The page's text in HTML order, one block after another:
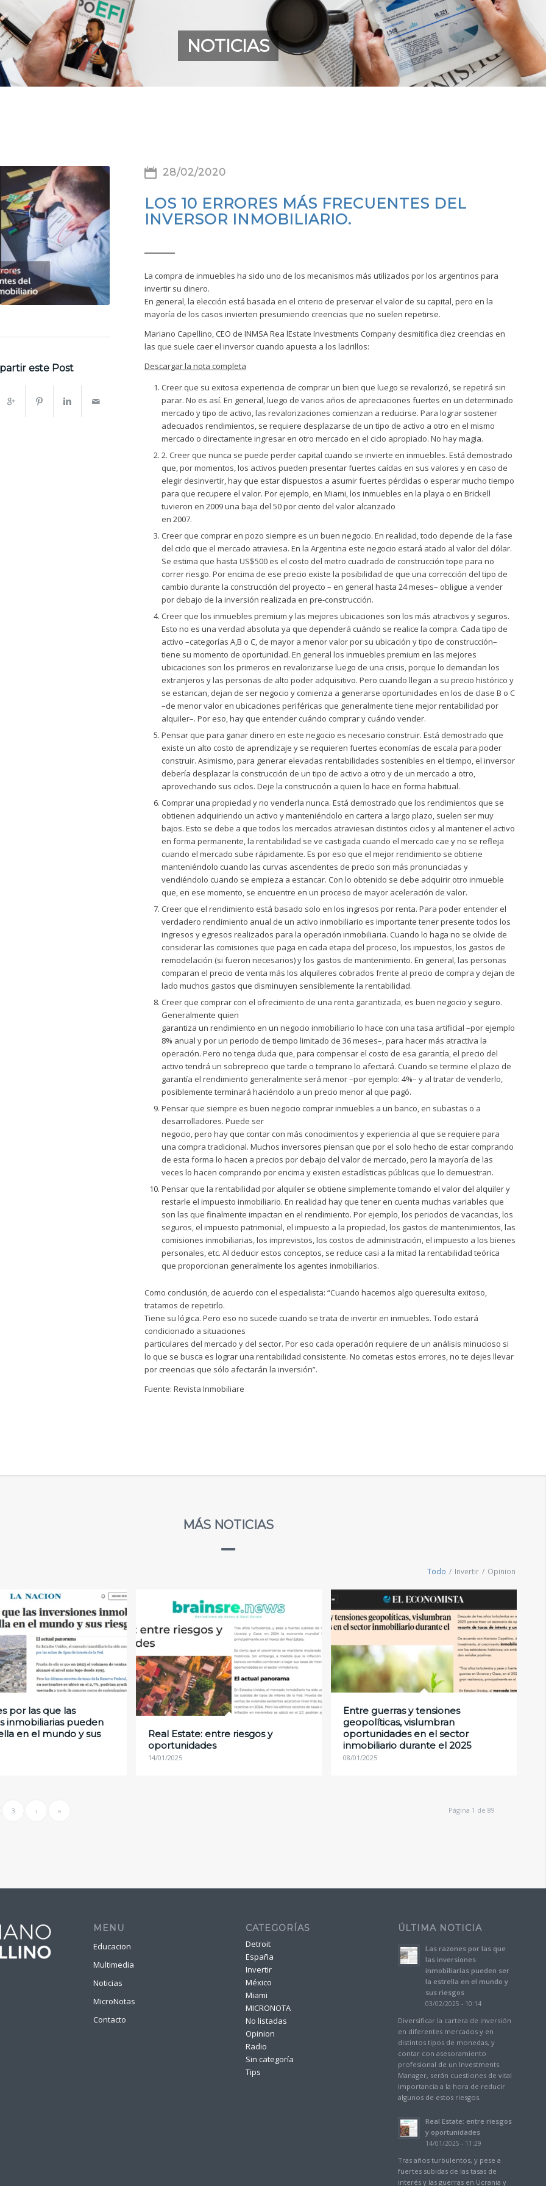
NOTICIAS
este Post
28/02/2020
LOS 10 ERRORES MÁS FRECUENTES DEL
INVERSOR INMOBILIARIO.
La compra de inmuebles ha sido uno de los mecanismos más utilizados por los argentinos para
invertir su dinero.
En general, la elección está basada en el criterio de preservar el valor de su capital, pero en la
mayoría de los casos invierten presumiendo creencias que no suelen repetirse.
Mariano Capellino, CEO de INMSA Rea lEstate Investments Company desmitifica diez creencias en
las que suele caer el inversor cuando apuesta a los ladrillos:
Descargar la nota completa
Creer que su exitosa experiencia de comprar un bien que luego se revalorizó, se repetirá sin
parar. No es así. En general, luego de varios años de apreciaciones fuertes en un determinado
mercado y tipo de activo, las revalorizaciones comienzan a reducirse. Para lograr sostener
adecuados rendimientos, se requiere desplazarse de un tipo de activo a otro en el mismo
mercado o directamente ingresar en otro mercado en el ciclo apropiado. No hay magia.
2. Creer que nunca se puede perder capital cuando se invierte en inmuebles. Está demostrado
que, por momentos, los activos pueden presentar fuertes caídas en sus valores y en caso de
elegir desinvertir, hay que estar dispuestos a asumir fuertes pérdidas o esperar mucho tiempo
para que recupere el valor. Por ejemplo, en Miami, los inmuebles en la playa o en Brickell
tuvieron en 2009 una baja del 50 por ciento del valor alcanzado
en 2007.
Creer que comprar en pozo siempre es un buen negocio. En realidad, todo depende de la fase
del ciclo que el mercado atraviesa. En la Argentina este negocio estará atado al valor del dólar.
Se estima que hasta US$500 es el costo del metro cuadrado de construcción tope para no
correr riesgo. Por encima de ese precio existe la posibilidad de que una corrección del tipo de
cambio durante la construcción del proyecto – en general hasta 24 meses– obligue a vender
por debajo de la inversión realizada en pre-construcción.
Creer que los inmuebles premium y las mejores ubicaciones son los más atractivos y seguros.
Esto no es una verdad absoluta ya que dependerá cuándo se realice la compra. Cada tipo de
activo –categorías A,B o C, de mayor a menor valor por su ubicación y tipo de construcción–
tiene su momento de oportunidad. En general los inmuebles premium en las mejores
ubicaciones son los primeros en revalorizarse luego de una crisis, porque lo demandan los
extranjeros y las personas de alto poder adquisitivo. Pero cuando llegan a su precio histórico y
se estancan, dejan de ser negocio y comienza a generarse oportunidades en los de clase B o C
–de menor valor en ubicaciones periféricas que generalmente tiene mejor rentabilidad por
alquiler–. Por eso, hay que entender cuándo comprar y cuándo vender.
Pensar que para ganar dinero en este negocio es necesario construir. Está demostrado que
existe un alto costo de aprendizaje y se requieren fuertes economías de escala para poder
construir. Asimismo, para generar elevadas rentabilidades sostenibles en el tiempo, el inversor
debería desplazar la construcción de un tipo de activo a otro y de un mercado a otro,
aprovechando sus ciclos. Deje la construcción a quien lo hace en forma habitual.
Comprar una propiedad y no venderla nunca. Está demostrado que los rendimientos que se
obtienen adquiriendo un activo y manteniéndolo en cartera a largo plazo, suelen ser muy
bajos. Esto se debe a que todos los mercados atraviesan distintos ciclos y al mantener el activo
en forma permanente, la rentabilidad se ve castigada cuando el mercado cae y no se refleja
cuando el mercado sube rápidamente. Es por eso que el mejor rendimiento se obtiene
manteniéndolo cuando las curvas ascendentes de precio son más pronunciadas y
vendiéndolo cuando se empieza a estancar. Con lo obtenido se debe adquirir otro inmueble
que, en ese momento, se encuentre en un proceso de mayor aceleración de valor.
Creer que el rendimiento está basado solo en los ingresos por renta. Para poder entender el
verdadero rendimiento anual de un activo inmobiliario es importante tener presente todos los
ingresos y egresos realizados para la operación inmobiliaria. Cuando lo haga no se olvide de
considerar las comisiones que paga en cada etapa del proceso, los impuestos, los gastos de
remodelación (si fueron necesarios) y los gastos de mantenimiento. En general, las personas
comparan el precio de venta más los alquileres cobrados frente al precio de compra y dejan de
lado muchos gastos que disminuyen sensiblemente la rentabilidad.
Creer que comprar con el ofrecimiento de una renta garantizada, es buen negocio y seguro.
Generalmente quien
garantiza un rendimiento en un negocio inmobiliario lo hace con una tasa artificial –por ejemplo
8% anual y por un periodo de tiempo limitado de 36 meses–, para hacer más atractiva la
operación. Pero no tenga duda que, para compensar el costo de esa garantía, el precio del
activo tendrá un sobreprecio que tarde o temprano lo afectará. Cuando se termine el plazo de
garantía el rendimiento generalmente será menor –por ejemplo: 4%– y al tratar de venderlo,
posiblemente terminará haciéndolo a un precio menor al que pagó.
Pensar que siempre es buen negocio comprar inmuebles a un banco, en subastas o a
desarrolladores. Puede ser
negocio, pero hay que contar con más conocimientos y experiencia al que se requiere para
una compra tradicional. Muchos inversores piensan que por el solo hecho de estar comprando
de esta forma lo hacen a precios por debajo del valor de mercado, pero la mayoría de las
veces lo hacen comprando por encima y existen estadísticas públicas que lo demuestran.
Pensar que la rentabilidad por alquiler se obtiene simplemente tomando el valor del alquiler y
restarle el impuesto inmobiliario. En realidad hay que tener en cuenta muchas variables que
son las que finalmente impactan en el rendimiento. Por ejemplo, los periodos de vacancias, los
seguros, el impuesto patrimonial, el impuesto a la propiedad, los gastos de mantenimientos, las
comisiones inmobiliarias, los imprevistos, los costos de administración, el impuesto a los bienes
personales, etc. Al deducir estos conceptos, se reduce casi a la mitad la rentabilidad teórica
que proporcionan generalmente los agentes inmobiliarios.
Como conclusión, de acuerdo con el especialista: “Cuando hacemos algo queresulta exitoso,
tratamos de repetirlo.
Tiene su lógica. Pero eso no sucede cuando se trata de invertir en inmuebles. Todo estará
condicionado a situaciones
particulares del mercado y del sector. Por eso cada operación requiere de un análisis minucioso si
lo que se busca es lograr una rentabilidad consistente. No cometas estos errores, no te dejes llevar
por creencias que sólo afectarán la inversión”.
Fuente: Revista Inmobiliare
MÁS NOTICIAS
Todo / Invertir / Opinion
por las que las
inmobiliarias pueden
en el mundo y sus
Real Estate: entre riesgos y
oportunidades
14/01/2025
Entre guerras y tensiones
geopolíticas, vislumbran
oportunidades en el sector
inmobiliario durante el 2025
08/01/2025
Página 1 de 89
3 › »
MENU
Educacion
Multimedia
Noticias
MicroNotas
Contacto
CATEGORÍAS
Detroit
España
Invertir
México
Miami
MICRONOTA
No listadas
Opinion
Radio
Sin categoría
Tips
ÚLTIMA NOTICIA
Las razones por las que
las inversiones
inmobiliarias pueden ser
la estrella en el mundo y
sus riesgos
03/02/2025 - 10:14
Diversificar la cartera de inversión
en diferentes mercados y en
distintos tipos de monedas, y
contar con asesoramiento
profesional de un Investments
Manager, serán cuestiones de vital
importancia a la hora de reducir
algunos de estos riesgos.
Real Estate: entre riesgos
y oportunidades
14/01/2025 - 11:29
Tras años turbulentos, y pese a
fuertes subidas de las tasas de
interés y las guerras en Ucrania y